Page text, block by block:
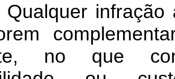
Qualquer infração
no que